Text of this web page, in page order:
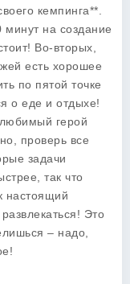
кемпинга**.
минут на создание
Во-вторых,
есть хорошее
по пятой точке
о еде и отдыхе!
любимый герой
проверь все
задачи
так что
настоящий
Это
– надо,